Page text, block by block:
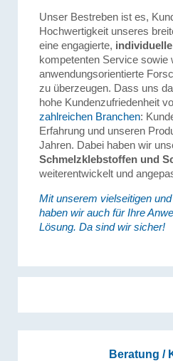
Unser Bestreben ist es,
Hochwertigkeit unseres
eine engagierte,
kompetenten Service sowie
anwendungsorientierte
zu überzeugen. Dass uns
hohe Kundenzufriedenheit
zahlreichen Branchen:
Erfahrung und unseren
Jahren. Dabei haben wir
Schmelzklebstoffen und
weiterentwickelt und
Mit unserem vielseitigen
haben wir auch für Ihre
Lösung. Da sind wir sicher!
Beratung /